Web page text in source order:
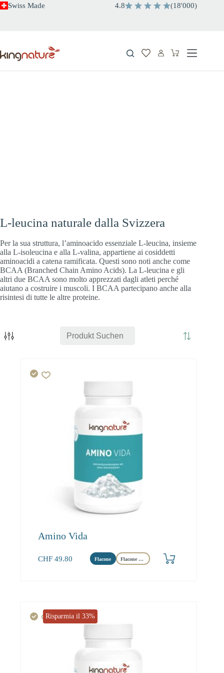
SaltaSwiss Made 4.8 (18'000)
Carrello
L-leucina naturale dalla Svizzera
Per la sua struttura, l’aminoacido essenziale L-leucina, insieme
alla L-isoleucina e alla L-valina, appartiene ai cosiddetti
aminoacidi a catena ramificata. Questi sono noti anche come
BCAA (Branched Chain Amino Acids). La L-leucina e gli
altri due BCAA sono molto apprezzati dagli atleti perché
aiutano a costruire i muscoli. I BCAA partecipano anche alla
risintesi di tutte le altre proteine.
Amino Vida
CHF 49.80 Flacone Flacone Maxi
Risparmia il 33%